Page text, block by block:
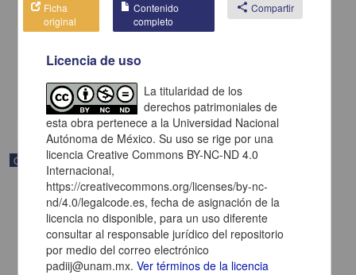
Carta de H. C. Pitman a Francisco I. Madero en la que le solicita
una fotografía
[sin fecha]
Correspondencia postal
Ficha
original
Contenido
completo
share Compartir
Licencia de uso
La titularidad de los
derechos patrimoniales de
esta obra pertenece a la Universidad Nacional
Autónoma de México. Su uso se rige por una
licencia Creative Commons BY-NC-ND 4.0
Internacional,
https://creativecommons.org/licenses/by-nc-
nd/4.0/legalcode.es, fecha de asignación de la
licencia no disponible, para un uso diferente
consultar al responsable jurídico del repositorio
por medio del correo electrónico
padiij@unam.mx.Ver términos de la licencia